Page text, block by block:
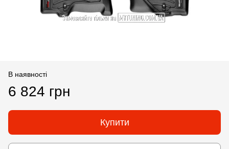
В наявності
6 824 грн
Купити